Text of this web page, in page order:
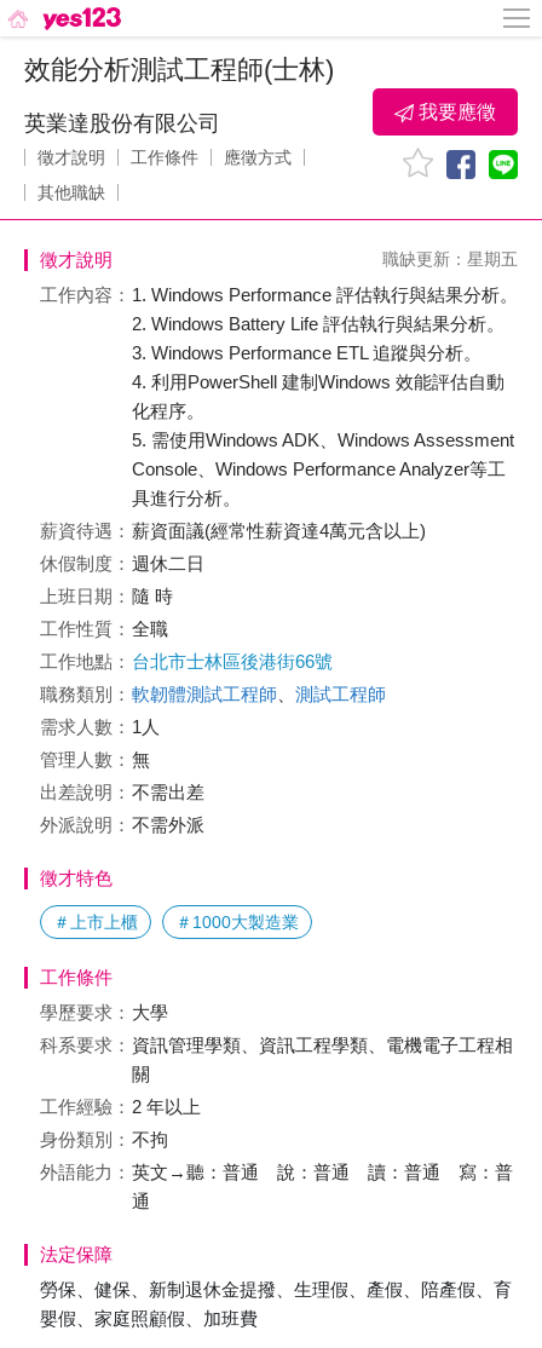
效能分析測試工程師(士林)
英業達股份有限公司
徵才說明 工作條件
應徵方式
其他職缺
我要應徵
徵才說明 職缺更新：星期五
工作內容： 1. Windows Performance 評估執行與結果分析。
2. Windows Battery Life 評估執行與結果分析。
3. Windows Performance ETL 追蹤與分析。
4. 利用PowerShell 建制Windows 效能評估自動
化程序。
5. 需使用Windows ADK、Windows Assessment
Console、Windows Performance Analyzer等工
具進行分析。
薪資待遇： 薪資面議(經常性薪資達4萬元含以上)
休假制度： 週休二日
上班日期： 隨 時
工作性質： 全職
工作地點： 台北市士林區後港街66號
職務類別： 軟韌體測試工程師
測試工程師
需求人數： 1人
管理人數： 無
出差說明： 不需出差
外派說明： 不需外派
徵才特色
＃上市上櫃 ＃1000大製造業
工作條件
學歷要求： 大學
科系要求： 資訊管理學類、資訊工程學類、電機電子工程相
關
工作經驗： 2 年以上
身份類別： 不拘
外語能力： 英文→聽：普通 說：普通 讀：普通 寫：普
通
法定保障
勞保、健保、新制退休金提撥、生理假、產假、陪產假、育
嬰假、家庭照顧假、加班費